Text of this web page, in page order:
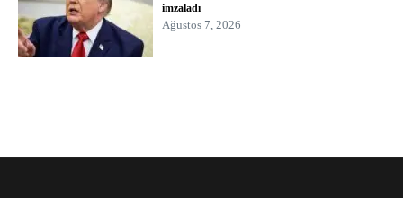
imzaladı
Ağustos 7, 2026